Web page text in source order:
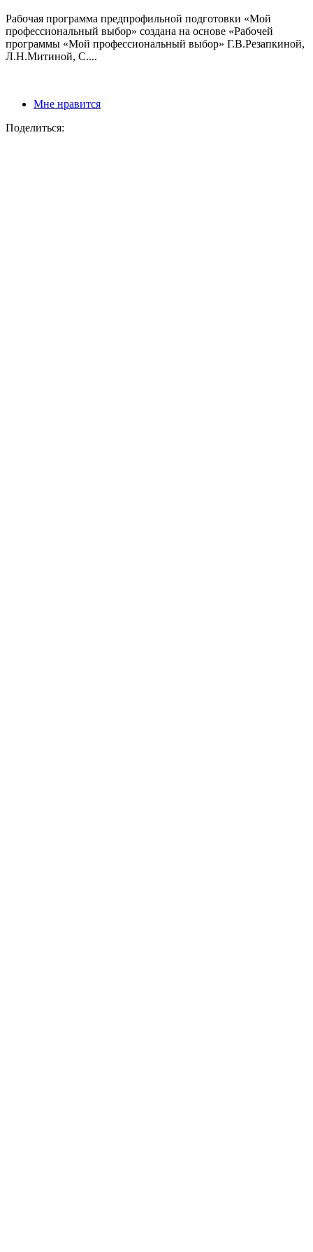
Рабочая программа предпрофильной подготовки «Мой
профессиональный выбор» создана на основе «Рабочей
программы «Мой профессиональный выбор» Г.В.Резапкиной,
Л.Н.Митиной, С....
Мне нравится
Поделиться: